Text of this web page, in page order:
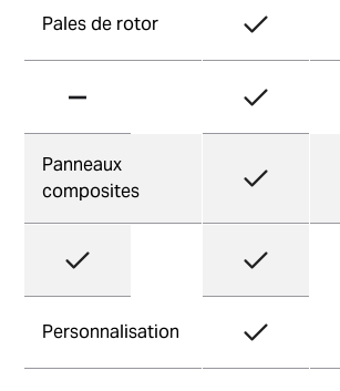
Pales de rotor
Panneaux
composites
Personnalisation